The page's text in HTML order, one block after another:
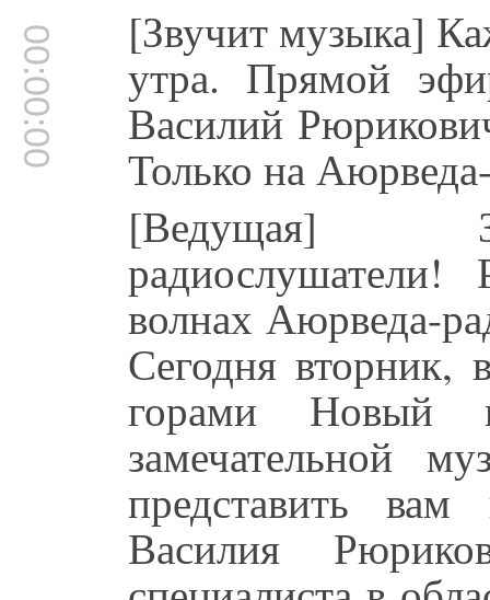
00:00:00 [Звучит музыка]
утра. Прямой
Василий
Только на
[Ведущая]
радиослушатели!
волнах Аюрведа-
Сегодня вторник,
горами Новый
замечательной
представить
Василия